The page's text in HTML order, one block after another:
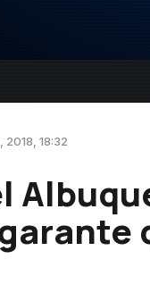
2018, 18:32